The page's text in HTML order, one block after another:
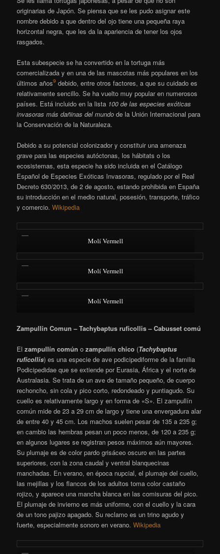
originarias de Japón. Se piensa que se les pudo asignar este
nombre debido a que dentro del ojo tiene una pequeña raya
horizontal negra, que les da la apariencia de tener los ojos
rasgados.
Esta subespecie se ha convertido en la tortuga más
comercializada y en una de las mascotas más populares en los
últimos años9 ​ debido, entre otros factores, a que su cuidado es
relativamente sencillo. Se ha vuelto muy popular en numerosos
países. Está incluido en la lista 100 de las especies exóticas
invasoras más dañinas del mundo ​ de la Unión Internacional para
la Conservación de la Naturaleza.
Debido a su potencial colonizador y constituir una amenaza
grave para las especies autóctonas, los hábitats o los
ecosistemas, esta especie ha sido incluida en el Catálogo
Español de Especies Exóticas Invasoras, regulado por el Real
Decreto 630/2013, de 2 de agosto, estando prohibida en España
su introducción en el medio natural, posesión, transporte, tráfico
y comercio.Wikipedia
Molí Vermell
Molí Vermell
Molí Vermell
Zampullin Comun – Tachybaptus ruficollis – Cabusset comú
Elzampullín común ozampullín chico (Tachybaptus
ruficollis)​ es una especie de ave podicipediforme de la familia
Podicipedidae que se extiende por Eurasia, África y el norte de
Australasia. Se trata de un ave de tamaño pequeño, de cuerpo
rechoncho, sin cola y pico corto, redondeado y puntiagudo. Su
cuello es relativamente largo y en forma de «S». El zampullín
común mide de 23 a 29 cm de largo y tiene una envergadura alar
de entre 40 y 45 cm. Los machos suelen pesar de 135 a 235 g;
en cambio las hembras pesan un poco menos, de 120 a 235 g;
en algunos lugares se registran pesos máximos aún mayores.
Su plumaje es de color pardo grisáceo oscuro en las partes
superiores, con la zona caudal y ventral blanquecinas
manchadas. En verano, en época nupcial, el plumaje del cuello,
las mejillas y los flancos de los adultos toma color castaño
rojizo, y aparece una mancha blanca en las comisuras del pico.
El plumaje de invierno es más uniforme, con el cuello y la cara
de un tono pajizo apagado. Su reclamo es un trino agudo y
fuerte, especialmente sonoro en verano.Wikipedia